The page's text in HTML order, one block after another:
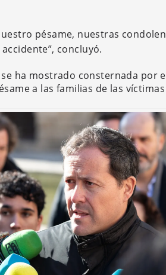
pésame, nuestras
concluyó.
ha mostrado consternada por
a las familias de las